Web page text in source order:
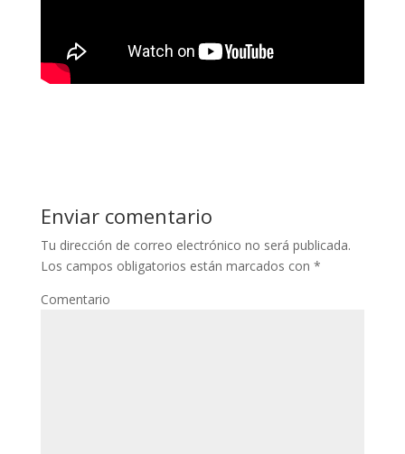
Enviar comentario
Tu dirección de correo electrónico no será publicada.
Los campos obligatorios están marcados con *
Comentario